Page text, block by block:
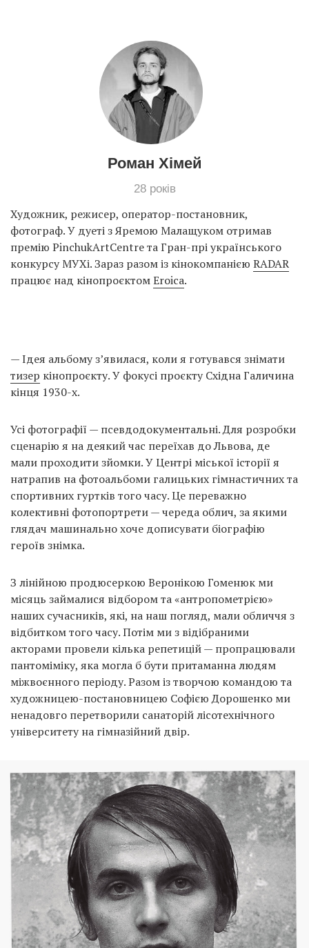
Роман Хімей
28 років
Художник, режисер, оператор-постановник,
фотограф. У дуеті з Яремою Малащуком отримав
премію PinchukArtCentre та Гран-прі українського
конкурсу МУХі. Зараз разом із кінокомпанією RADAR
працює над кінопроєктомEroica.
— Ідея альбому з’явилася, коли я готувався знімати
тизер кінопроєкту. У фокусі проєкту Східна Галичина
кінця 1930-х.
Усі фотографії — псевдодокументальні. Для розробки
сценарію я на деякий час переїхав до Львова, де
мали проходити зйомки. У Центрі міської історії я
натрапив на фотоальбоми галицьких гімнастичних та
спортивних гуртків того часу. Це переважно
колективні фотопортрети — череда облич, за якими
глядач машинально хоче дописувати біографію
героїв знімка.
З лінійною продюсеркою Веронікою Гоменюк ми
місяць займалися відбором та «антропометрією»
наших сучасників, які, на наш погляд, мали обличчя з
відбитком того часу. Потім ми з відібраними
акторами провели кілька репетицій — пропрацювали
пантоміміку, яка могла б бути притаманна людям
міжвоєнного періоду. Разом із творчою командою та
художницею-постановницею Софією Дорошенко ми
ненадовго перетворили санаторій лісотехнічного
університету на гімназійний двір.